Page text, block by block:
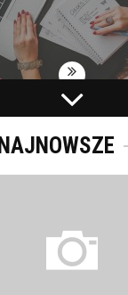
PRACOWNICY -
CZEMU WARTO ICH
SZKOLIĆ?
JAKIE SĄ RODZAJE
SZKOLEŃ DLA
NAJNOWSZE